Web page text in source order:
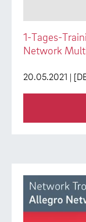
1-Tages-
Network
20.05.2021 |